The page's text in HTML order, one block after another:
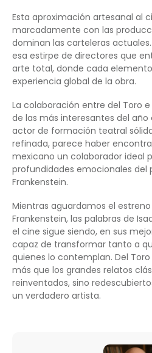
Esta aproximación artesanal al
marcadamente con las
dominan las carteleras
esa estirpe de directores que
arte total, donde cada
experiencia global de la obra.
La colaboración entre del Toro
de las más interesantes del
actor de formación teatral
refinada, parece haber
mexicano un colaborador ideal
profundidades emocionales del
Frankenstein.
Mientras aguardamos el
Frankenstein, las palabras de
el cine sigue siendo, en sus
capaz de transformar tanto a
quienes lo contemplan. Del
más que los grandes relatos
reinventados, sino
un verdadero artista.